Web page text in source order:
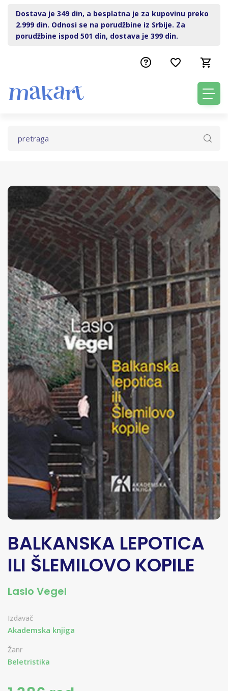
Dostava je 349 din, a besplatna je za kupovinu preko
2.999 din. Odnosi se na porudžbine iz Srbije. Za
porudžbine ispod 501 din, dostava je 399 din.
BALKANSKA LEPOTICA
ILI ŠLEMILOVO KOPILE
Laslo Vegel
Izdavač
Akademska knjiga
Žanr
Beletristika